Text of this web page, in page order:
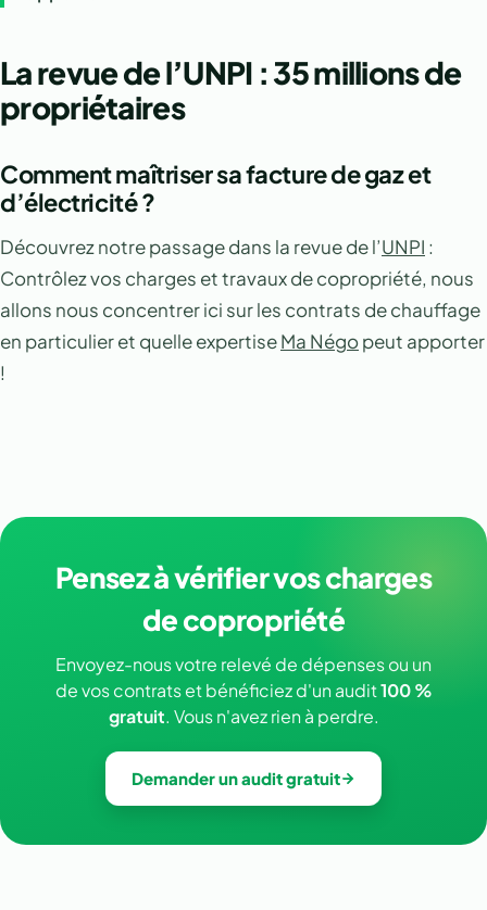
La revue de l’UNPI : 35 millions de
propriétaires
Comment maîtriser sa facture de gaz et
d’électricité ?
Découvrez notre passage dans la revue de l’UNPI :
Contrôlez vos charges et travaux de copropriété, nous
allons nous concentrer ici sur les contrats de chauffage
en particulier et quelle expertiseMa Négopeut apporter
!
Pensez à vérifier vos charges
de copropriété
Envoyez-nous votre relevé de dépenses ou un
de vos contrats et bénéficiez d'un audit100 %
gratuit. Vous n'avez rien à perdre.
Demander un audit gratuit